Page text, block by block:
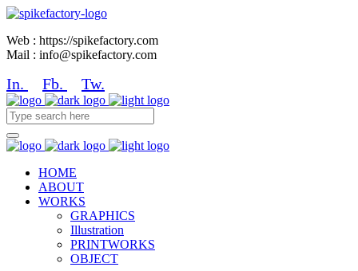
Web : https://spikefactory.com
Mail : info@spikefactory.com
In. Fb. Tw.
HOME
ABOUT
WORKS
GRAPHICS
Illustration
PRINTWORKS
OBJECT